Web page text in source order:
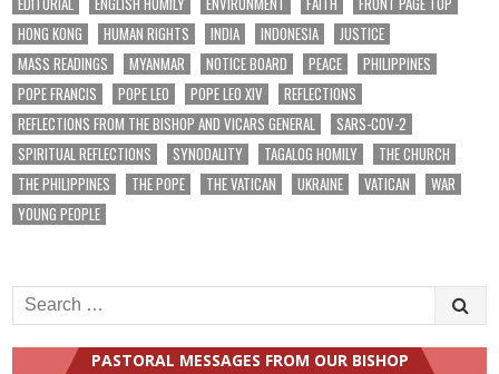
HONG KONG
HUMAN RIGHTS INDIA INDONESIA
JUSTICE
MASS READINGS
MYANMAR NOTICE BOARD PEACE
PHILIPPINES
POPE FRANCIS
POPE LEO POPE LEO XIV
REFLECTIONS
REFLECTIONS FROM THE BISHOP AND VICARS GENERAL
SARS-COV-2
SPIRITUAL REFLECTIONS
SYNODALITY TAGALOG HOMILY
THE CHURCH
THE PHILIPPINES
THE POPE THE VATICAN UKRAINE VATICAN
WAR
YOUNG PEOPLE
Search
for:
PASTORAL MESSAGES FROM OUR BISHOP